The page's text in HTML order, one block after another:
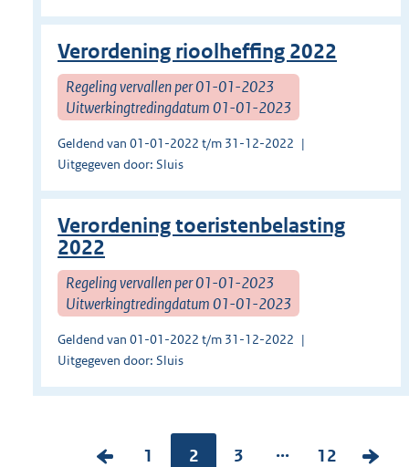
Verordening rioolheffing 2022
Regeling vervallen per 01-01-2023
Uitwerkingtredingdatum 01-01-2023
Geldend van 01-01-2022 t/m 31-12-2022
Uitgegeven door: Sluis
Verordening toeristenbelasting
2022
Regeling vervallen per 01-01-2023
Uitwerkingtredingdatum 01-01-2023
Geldend van 01-01-2022 t/m 31-12-2022
Uitgegeven door: Sluis
V
P
1 Pagina:
2
P
3 ...
P
12
V